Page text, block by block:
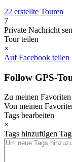
22 erstellte Touren
7
Private Nachricht
Tour teilen
×
Auf Facebook teilen
Follow GPS-
Zu meinen
Von meinen
Tags bearbeiten
×
Tags hinzufügen